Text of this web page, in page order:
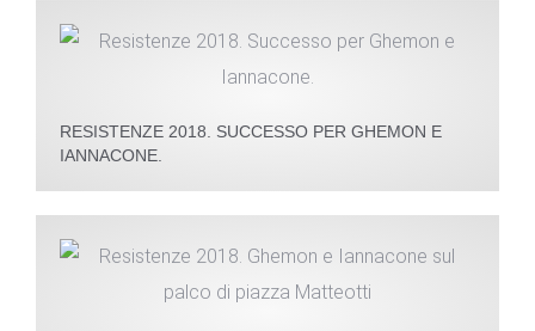
RESISTENZE 2018. SUCCESSO PER GHEMON E
IANNACONE.